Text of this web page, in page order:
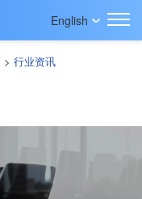
English
> 行业资讯